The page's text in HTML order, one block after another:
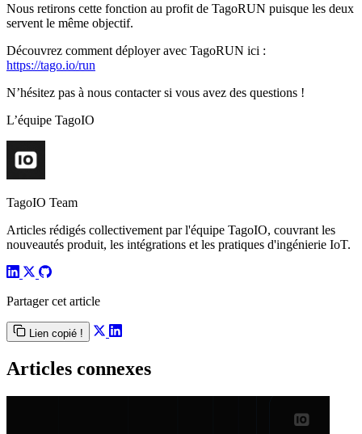
Nous retirons cette fonction au profit de TagoRUN puisque les deux
servent le même objectif.
Découvrez comment déployer avec TagoRUN ici :
https://tago.io/run
N’hésitez pas à nous contacter si vous avez des questions !
L’équipe TagoIO
TagoIO Team
Articles rédigés collectivement par l'équipe TagoIO, couvrant les
nouveautés produit, les intégrations et les pratiques d'ingénierie IoT.
Partager cet article
Lien copié !
Articles connexes